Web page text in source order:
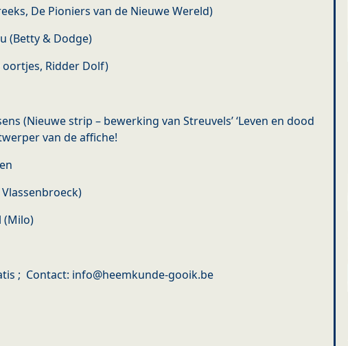
De Pioniers van de Nieuwe Wereld)
(Betty & Dodge)
oortjes, Ridder Dolf)
(Nieuwe strip – bewerking van Streuvels’ ‘Leven en dood
van de affiche!
(Milo)
; Contact: info@heemkunde-gooik.be